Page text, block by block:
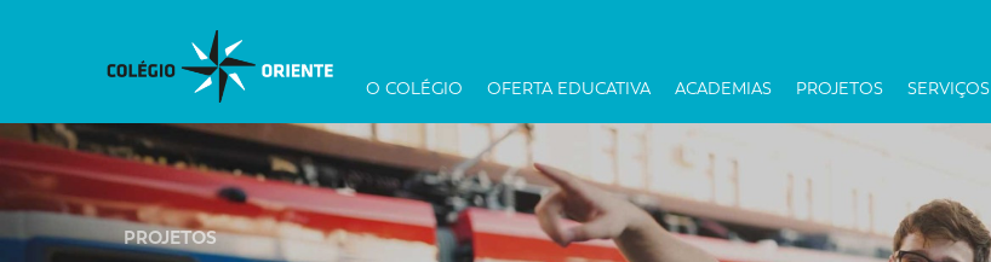
O COLÉGIO OFERTA EDUCATIVA ACADEMIAS PROJETOS SERVIÇOS
PROJETOS